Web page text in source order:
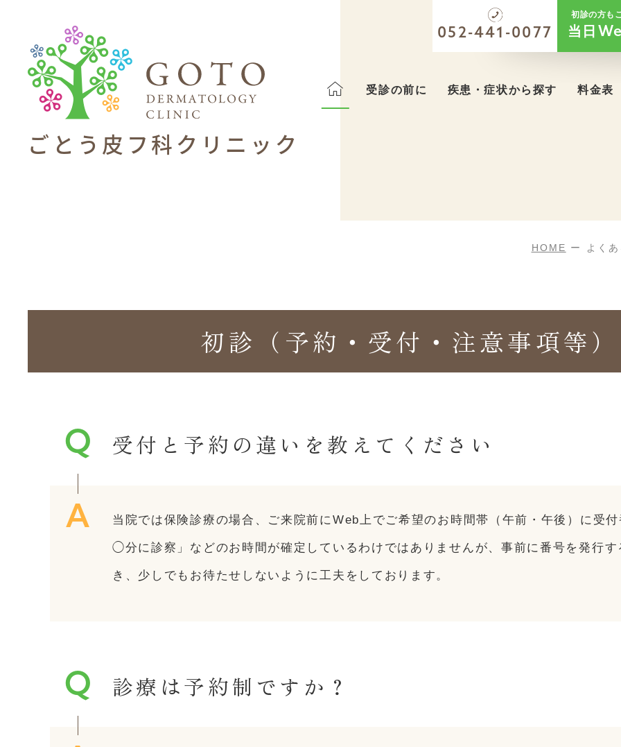
ごとう皮フ科 クリニック
052-441-0077
初診の方も
当日
受診の前に 疾患・症状から探す 料金表
HOME よく
初診（予約・受付・注意事項等
受付と予約の違いを教えてください
当院では保険診療の場合、ご来院前にWeb上でご希望のお時間帯（午前・午後）に受
◯分に診察」などのお時間が確定しているわけではありませんが、事前に番号を発行
き、少しでもお待たせしないように工夫をしております。
診療は予約制ですか？